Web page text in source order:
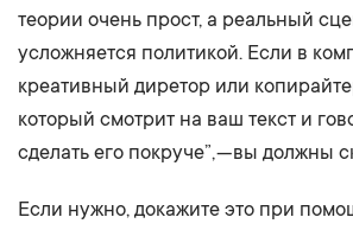
теории очень прост, а реальный
усложняется политикой. Если в
креативный диретор или
который смотрит на ваш текст и
сделать его покруче”, — вы должны
Если нужно, докажите это при